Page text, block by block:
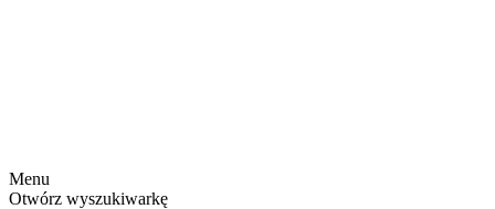
Menu
Otwórz wyszukiwarkę